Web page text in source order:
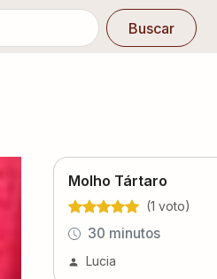
Buscar
Molho Tártaro
(1 voto)
30 minutos
Lucia